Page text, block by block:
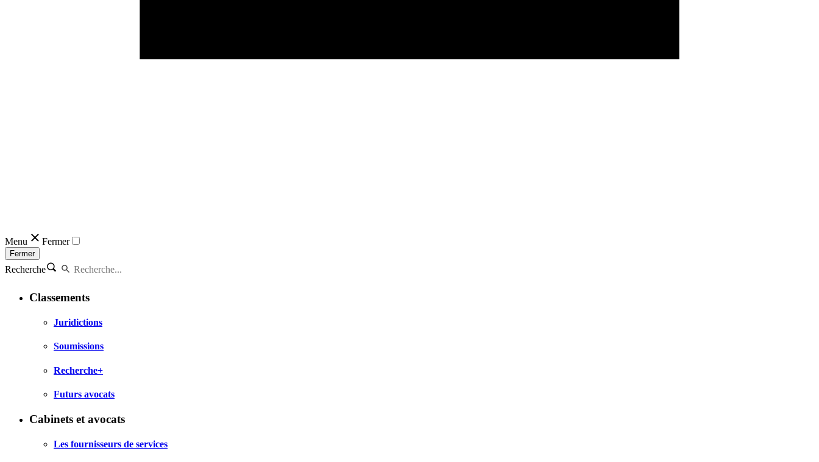
Menu Fermer
Fermer
Recherche
Classements
Juridictions
Soumissions
Recherche+
Futurs avocats
Cabinets et avocats
Les fournisseurs de services